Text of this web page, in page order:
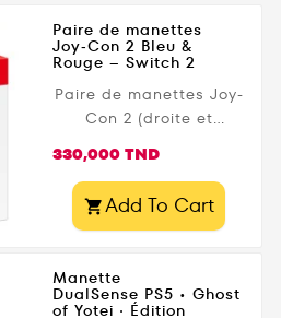
avec...
Paire de manettes
Joy‑Con 2 Bleu &
Rouge – Switch 2
Paire de manettes Joy-
Con 2 (droite et
Switch 2 . Profitez des
commandes par
dédié à GameChat
(fonction disponible
Prix
330,000 TND
Add To Cart
Manette
DualSense PS5 • Ghost
of Yotei · Édition